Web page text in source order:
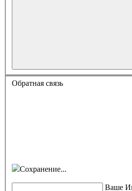
Обратная связь
Сохранение...
Ваше